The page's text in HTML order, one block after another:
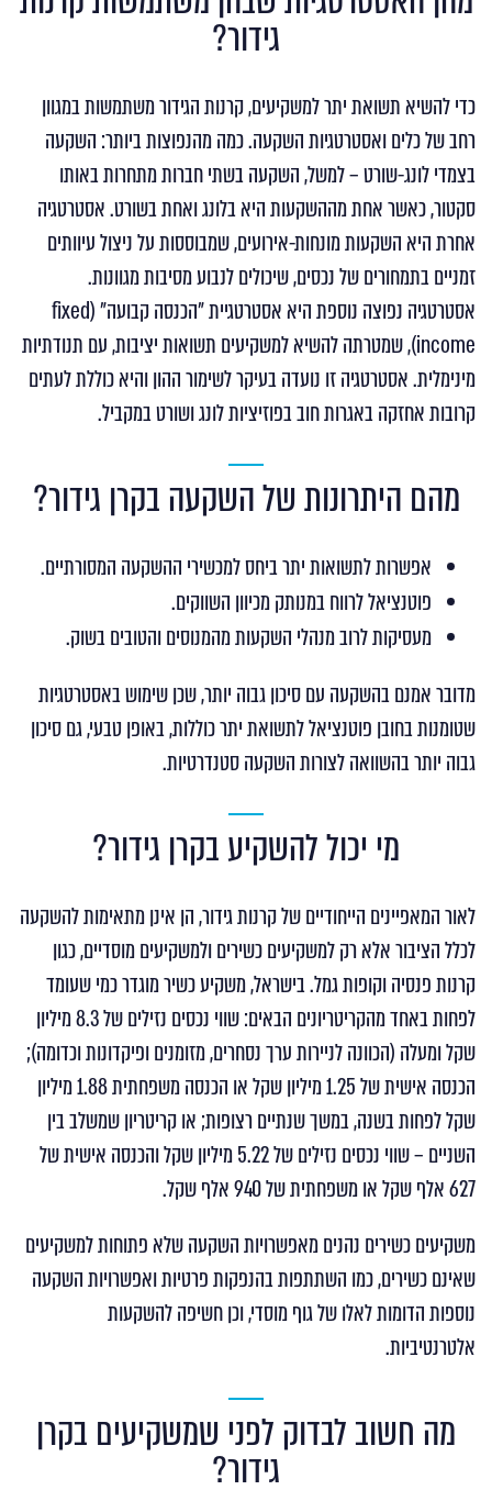
גידור?
כדי להשיא תשואת יתר למשקיעים, קרנות הגידור משתמשות במגוון
רחב של כלים ואסטרטגיות השקעה. כמה מהנפוצות ביותר: השקעה
בצמדי לונג-שורט – למשל, השקעה בשתי חברות מתחרות באותו
סקטור, כאשר אחת מההשקעות היא בלונג ואחת בשורט. אסטרטגיה
אחרת היא השקעות מונחות-אירועים, שמבוססות על ניצול עיוותים
זמניים בתמחורים של נכסים, שיכולים לנבוע מסיבות מגוונות.
אסטרטגיה נפוצה נוספת היא אסטרטגיית "הכנסה קבועה" (fixed
income), שמטרתה להשיא למשקיעים תשואות יציבות, עם תנודתיות
מינימלית. אסטרטגיה זו נועדה בעיקר לשימור ההון והיא כוללת לעתים
קרובות אחזקה באגרות חוב בפוזיציות לונג ושורט במקביל.
מהם היתרונות של השקעה בקרן גידור?
אפשרות לתשואות יתר ביחס למכשירי ההשקעה המסורתיים.
פוטנציאל לרווח במנותק מכיוון השווקים.
מעסיקות לרוב מנהלי השקעות מהמנוסים והטובים בשוק.
מדובר אמנם בהשקעה עם סיכון גבוה יותר, שכן שימוש באסטרטגיות
שטומנות בחובן פוטנציאל לתשואת יתר כוללות, באופן טבעי, גם סיכון
גבוה יותר בהשוואה לצורות השקעה סטנדרטיות.
מי יכול להשקיע בקרן גידור?
לאור המאפיינים הייחודיים של קרנות גידור, הן אינן מתאימות להשקעה
לכלל הציבור אלא רק למשקיעים כשירים ולמשקיעים מוסדיים, כגון
קרנות פנסיה וקופות גמל. בישראל, משקיע כשיר מוגדר כמי שעומד
לפחות באחד מהקריטריונים הבאים: שווי נכסים נזילים של 8.3 מיליון
שקל ומעלה (הכוונה לניירות ערך נסחרים, מזומנים ופיקדונות וכדומה);
הכנסה אישית של 1.25 מיליון שקל או הכנסה משפחתית 1.88 מיליון
שקל לפחות בשנה, במשך שנתיים רצופות; או קריטריון שמשלב בין
השניים – שווי נכסים נזילים של 5.22 מיליון שקל והכנסה אישית של
627 אלף שקל או משפחתית של 940 אלף שקל.
משקיעים כשירים נהנים מאפשרויות השקעה שלא פתוחות למשקיעים
שאינם כשירים, כמו השתתפות בהנפקות פרטיות ואפשרויות השקעה
נוספות הדומות לאלו של גוף מוסדי, וכן חשיפה להשקעות
אלטרנטיביות.
מה חשוב לבדוק לפני שמשקיעים בקרן
גידור?